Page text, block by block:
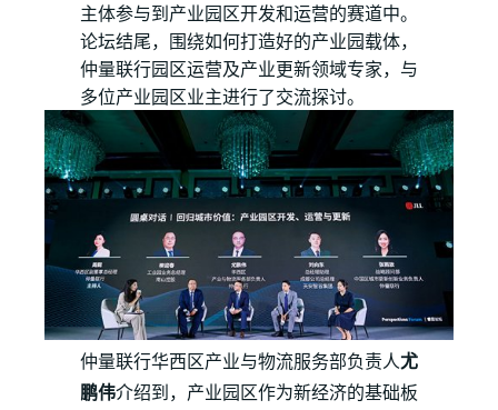
主体参与到产业园区开发和运营的赛道中。
论坛结尾，围绕如何打造好的产业园载体，
仲量联行园区运营及产业更新领域专家，与
多位产业园区业主进行了交流探讨。
仲量联行华西区产业与物流服务部负责人尤
鹏伟介绍到，产业园区作为新经济的基础板